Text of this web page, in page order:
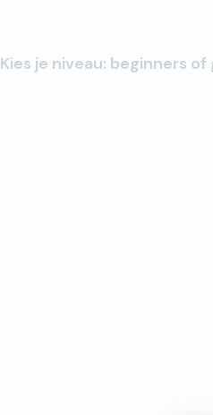
Kies je niveau: beginners